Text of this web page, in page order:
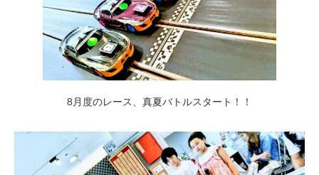
8月度のレース、真夏バトルスタート！！